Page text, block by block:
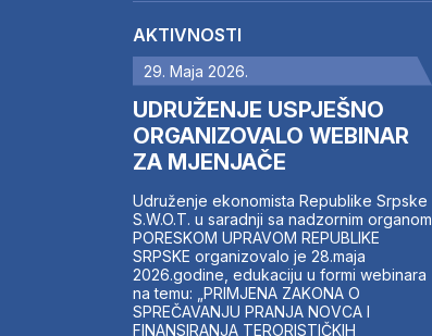
AKTIVNOSTI
29. Maja 2026.
UDRUŽENJE USPJEŠNO
ORGANIZOVALO WEBINAR
ZA MJENJAČE
Udruženje ekonomista Republike Srpske
S.W.O.T. u saradnji sa nadzornim organom
PORESKOM UPRAVOM REPUBLIKE
SRPSKE organizovalo je 28.maja
2026.godine, edukaciju u formi webinara
na temu: „PRIMJENA ZAKONA O
SPREČAVANJU PRANJA NOVCA I
FINANSIRANJA TERORISTIČKIH